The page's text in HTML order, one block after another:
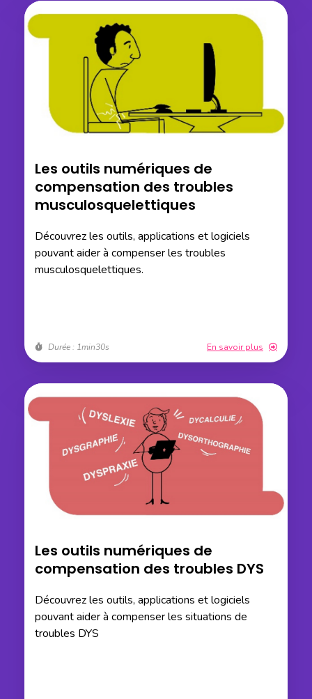
Les outils numériques de
compensation des troubles
musculosquelettiques
Découvrez les outils, applications et logiciels
pouvant aider à compenser les troubles
musculosquelettiques.
Durée : 1min30s En savoir plus
Les outils numériques de
compensation des troubles DYS
Découvrez les outils, applications et logiciels
pouvant aider à compenser les situations de
troubles DYS